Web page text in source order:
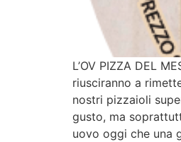
L’OV PIZZA DEL
riusciranno a
nostri pizzaioli
gusto, ma
uovo oggi che una